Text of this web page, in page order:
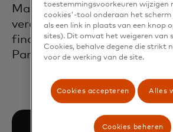
Mastercard kwam, heeft ze
verdiend in de consultancy
financiële instellingen in
Parijs.
toestemmingsvoorkeuren wijzigen
cookies'-tool onderaan het scherm
als een link in plaats van een knop
sites). Dit omvat het weigeren van
Cookies, behalve degene die strikt
voor de werking van de site.
Cookies accepteren Alles
Cookies beheren